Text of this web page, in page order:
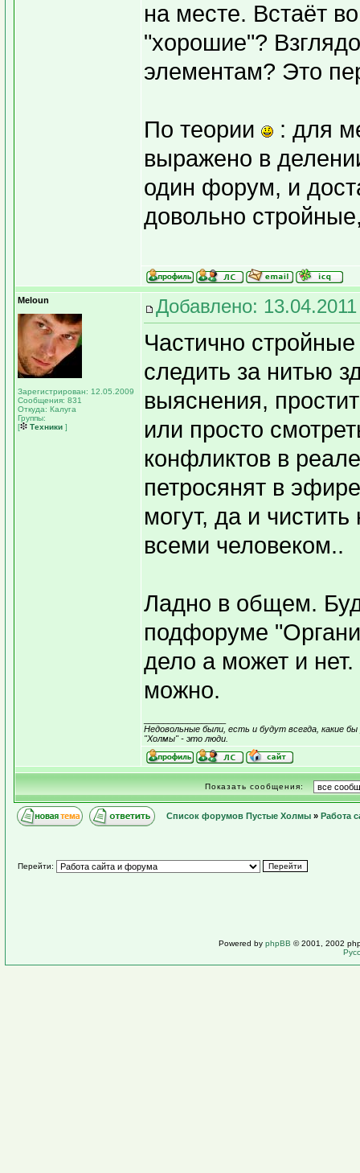
на месте. Встаёт
"хорошие"?
элементам? Это
По теории
: для
выражено в
один форум, и
довольно
Meloun
Зарегистрирован: 12.05.2009
Сообщения: 831
Откуда: Калуга
Группы:
[
Техники ]
Добавлено:
Частично
следить за нитью
выяснения,
или просто
конфликтов в
петросянят в
могут, да и
всеми человеком..
Ладно в общем.
подфоруме
дело а может и
можно.
Недовольные были, есть и будут всегда, какие бы
"Холмы" - это люди.
Показать сообщения:
Список форумов Пустые Холмы » Работа
Перейти:
Powered by phpBB © 2001, 2002